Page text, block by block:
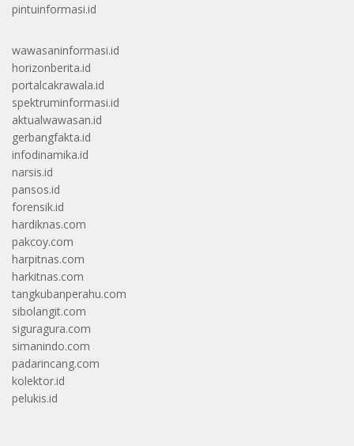
pintuinformasi.id
wawasaninformasi.id
horizonberita.id
portalcakrawala.id
spektruminformasi.id
aktualwawasan.id
gerbangfakta.id
infodinamika.id
narsis.id
pansos.id
forensik.id
hardiknas.com
pakcoy.com
harpitnas.com
harkitnas.com
tangkubanperahu.com
sibolangit.com
siguragura.com
simanindo.com
padarincang.com
kolektor.id
pelukis.id